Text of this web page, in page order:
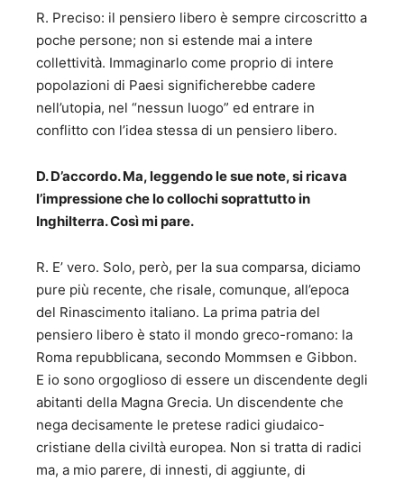
R. Preciso: il pensiero libero è sempre circoscritto a
poche persone; non si estende mai a intere
collettività. Immaginarlo come proprio di intere
popolazioni di Paesi significherebbe cadere
nell’utopia, nel “nessun luogo” ed entrare in
conflitto con l’idea stessa di un pensiero libero.
D. D’accordo. Ma, leggendo le sue note, si ricava
l’impressione che lo collochi soprattutto in
Inghilterra. Così mi pare.
R. E’ vero. Solo, però, per la sua comparsa, diciamo
pure più recente, che risale, comunque, all’epoca
del Rinascimento italiano. La prima patria del
pensiero libero è stato il mondo greco-romano: la
Roma repubblicana, secondo Mommsen e Gibbon.
E io sono orgoglioso di essere un discendente degli
abitanti della Magna Grecia. Un discendente che
nega decisamente le pretese radici giudaico-
cristiane della civiltà europea. Non si tratta di radici
ma, a mio parere, di innesti, di aggiunte, di